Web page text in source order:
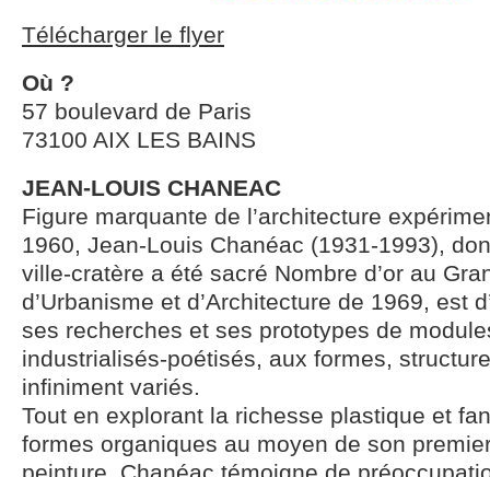
Télécharger le flyer
Où ?
57 boulevard de Paris
73100 AIX LES BAINS
JEAN-LOUIS CHANEAC
Figure marquante de l’architecture
1960, Jean-Louis Chanéac (1931-1993),
ville-cratère a été sacré Nombre d’or au
d’Urbanisme et d’Architecture de 1969, est
ses recherches et ses prototypes de
industrialisés-poétisés, aux formes,
infiniment variés.
Tout en explorant la richesse plastique et
formes organiques au moyen de son